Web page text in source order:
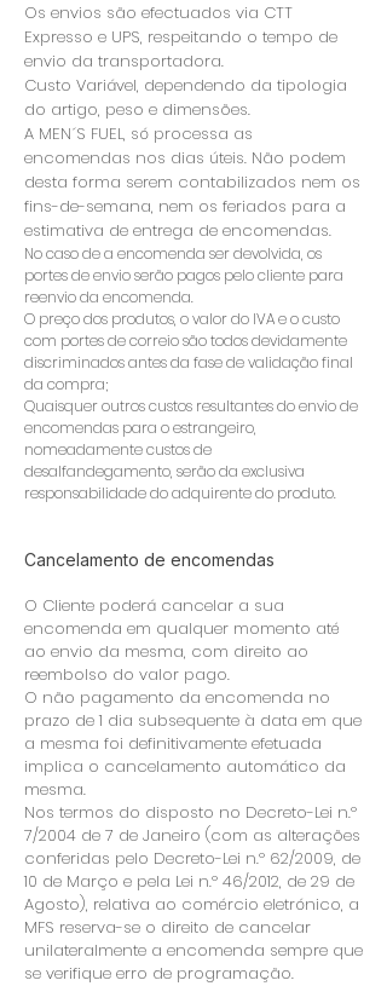
Os envios são efectuados via CTT
Expresso e UPS, respeitando o tempo de
envio da transportadora.
Custo Variável, dependendo da tipologia
do artigo, peso e dimensões.
A MEN´S FUEL, só processa as
encomendas nos dias úteis. Não podem
desta forma serem contabilizados nem os
fins-de-semana, nem os feriados para a
estimativa de entrega de encomendas.
No caso de a encomenda ser devolvida, os
portes de envio serão pagos pelo cliente para
reenvio da encomenda.
O preço dos produtos, o valor do IVA e o custo
com portes de correio são todos devidamente
discriminados antes da fase de validação final
da compra;
Quaisquer outros custos resultantes do envio de
encomendas para o estrangeiro,
nomeadamente custos de
desalfandegamento, serão da exclusiva
responsabilidade do adquirente do produto.
Cancelamento de encomendas
O Cliente poderá cancelar a sua
encomenda em qualquer momento até
ao envio da mesma, com direito ao
reembolso do valor pago.
O não pagamento da encomenda no
prazo de 1 dia subsequente à data em que
a mesma foi definitivamente efetuada
implica o cancelamento automático da
mesma.
Nos termos do disposto no Decreto-Lei n.º
7/2004 de 7 de Janeiro (com as alterações
conferidas pelo Decreto-Lei n.º 62/2009, de
10 de Março e pela Lei n.º 46/2012, de 29 de
Agosto), relativa ao comércio eletrónico, a
MFS reserva-se o direito de cancelar
unilateralmente a encomenda sempre que
se verifique erro de programação.